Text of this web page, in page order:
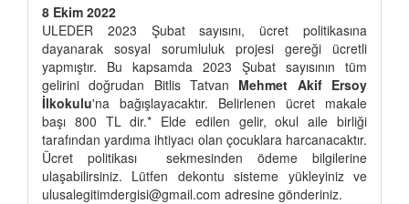
8 Ekim 2022
ULEDER 2023 Şubat sayısını, ücret politikasına
dayanarak sosyal sorumluluk projesi gereği ücretli
yapmıştır. Bu kapsamda 2023 Şubat sayısının tüm
gelirini doğrudan Bitlis Tatvan Mehmet Akif Ersoy
İlkokulu'na bağışlayacaktır. Belirlenen ücret makale
başı 800 TL dir.* Elde edilen gelir, okul aile birliği
tarafından yardıma ihtiyacı olan çocuklara harcanacaktır.
Ücret politikası sekmesinden ödeme bilgilerine
ulaşabilirsiniz. Lütfen dekontu sisteme yükleyiniz ve
ulusalegitimdergisi@gmail.com adresine gönderiniz.